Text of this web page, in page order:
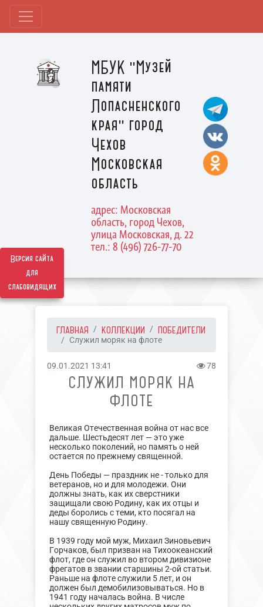
Версия сайта
для
слабовидящих
МБУК "Музей
памяти
Лопасненского
края" город
Чехов
Московская
область
адрес: Московская
область, город Чехов,
улица Московская, д. 22
тел.: 8 (496) 726-77-70
ГЛАВНАЯ КОЛЛЕКЦИИ ПОБЕДИТЕЛИ
Служил моряк на флоте
09.01.2021 13:41 78
СЛУЖИЛ МОРЯК НА
ФЛОТЕ
Великая Отечественная война от нас все
дальше. Шестьдесят лет — это уже
несколько поколений, но память о ней
остается по прежнему священной.
День Победы — праздник не - только для
ветеранов, но и для молодежи. Они
должны знать, как их сверстники
защищали свою Родину, как их отцы и
деды боролись с теми, кто посягал на
нашу священную Родину.
В 1939 году мой муж, Михаил Зиновьевич
Горчаков, был призван на Тихоокеанский
флот, где он служил во втором дивизионе
фрегатов в звании старшины 2-ой статьи.
Раньше на флоте служили 5 лет, и он
должен был демобилизовываться. Но в
1941 году началась война. В числе